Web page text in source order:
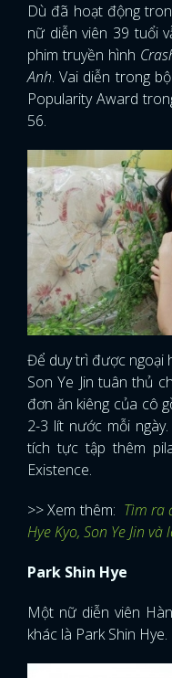
Dù đã hoạt động
nữ diễn viên 39 tuổi
phim truyền hình
Anh. Vai diễn trong
Popularity Award
56.
Để duy trì được ngoại
Son Ye Jin tuân thủ
đơn ăn kiêng của cô
2-3 lít nước mỗi
tích tực tập thêm
Existence.
>> Xem thêm: Tìm ra
Hye Kyo, Son Ye Jin
Park Shin Hye
Một nữ diễn viên
khác là Park Shin Hye.